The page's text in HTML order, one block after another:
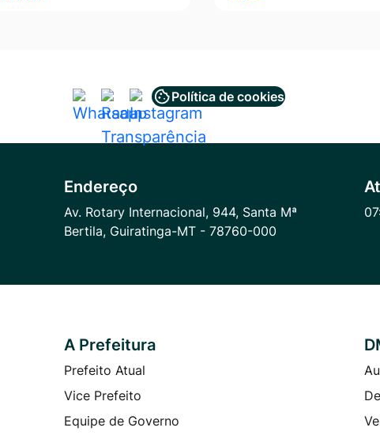
Acessar
a
Rede
Whatsapp
Acessar
a
Rede
Radar
Transparência
Acessar
a
Rede
Instagram
Política de cookies
Endereço
Av. Rotary Internacional, 944, Santa Mª
Bertila, Guiratinga-MT - 78760-000
A Prefeitura
Prefeito Atual
Vice Prefeito
Equipe de Governo